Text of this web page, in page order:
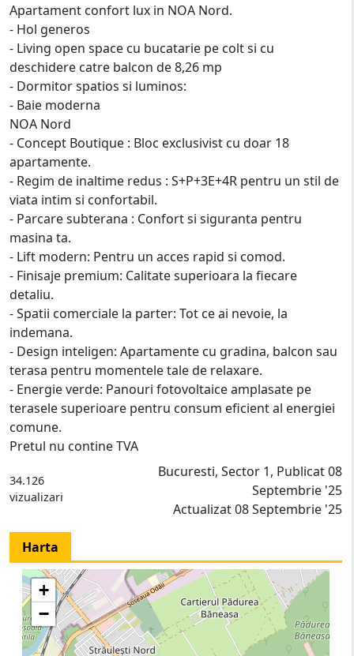
Apartament confort lux in NOA Nord.
- Hol generos
- Living open space cu bucatarie pe colt si cu
deschidere catre balcon de 8,26 mp
- Dormitor spatios si luminos:
- Baie moderna
NOA Nord
- Concept Boutique : Bloc exclusivist cu doar 18
apartamente.
- Regim de inaltime redus : S+P+3E+4R pentru un stil de
viata intim si confortabil.
- Parcare subterana : Confort si siguranta pentru
masina ta.
- Lift modern: Pentru un acces rapid si comod.
- Finisaje premium: Calitate superioara la fiecare
detaliu.
- Spatii comerciale la parter: Tot ce ai nevoie, la
indemana.
- Design inteligen: Apartamente cu gradina, balcon sau
terasa pentru momentele tale de relaxare.
- Energie verde: Panouri fotovoltaice amplasate pe
terasele superioare pentru consum eficient al energiei
comune.
Pretul nu contine TVA
34.126
vizualizari
Bucuresti, Sector 1, Publicat 08
Septembrie '25
Actualizat 08 Septembrie '25
Harta
+
−